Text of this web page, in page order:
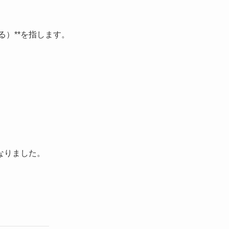
**を指します。
ました。